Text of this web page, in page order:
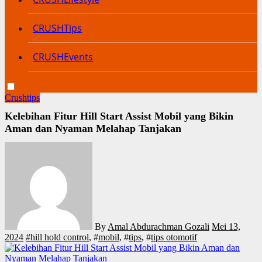
CRUSHTips
CRUSHEvents
Crushtips
Kelebihan Fitur Hill Start Assist Mobil yang Bikin
Aman dan Nyaman Melahap Tanjakan
By Amal Abdurachman Gozali Mei 13,
2024 #hill hold control, #mobil, #tips, #tips otomotif